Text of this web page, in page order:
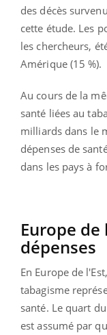
des décès
cette étude. Les
les chercheurs,
Amérique (15 %).
Au cours de la
santé liées au
milliards dans le
dépenses de
dans les pays à
Europe de
dépenses
En Europe de
tabagisme
santé. Le quart
est assumé par